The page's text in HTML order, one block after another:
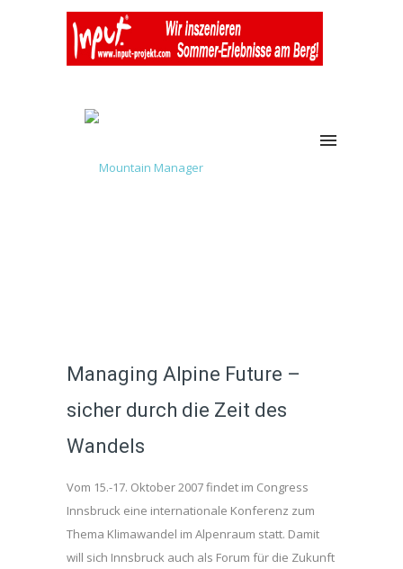
Managing Alpine Future –
sicher durch die Zeit des
Wandels
Vom 15.-17. Oktober 2007 findet im Congress
Innsbruck eine internationale Konferenz zum
Thema Klimawandel im Alpenraum statt. Damit
will sich Innsbruck auch als Forum für die Zukunft